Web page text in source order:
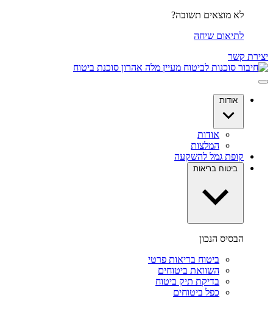
לא מוצאים תשובה?
לתיאום שיחה
יצירת קשר
אודות
אודות
המלצות
קופת גמל להשקעה
ביטוח בריאות
הבסיס הנכון
ביטוח בריאות פרטי
השוואת ביטוחים
בדיקת תיק ביטוח
כפל ביטוחים